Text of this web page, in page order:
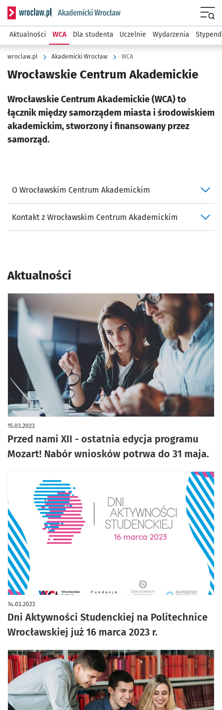
Serwis informacyjny wroclaw.pl podserwis: Akademicki
Aktualności WCA Dla studenta Uczelnie Wydarzenia
wroclaw.pl Akademicki Wrocław WCA
Wrocławskie Centrum Akademickie
Wrocławskie Centrum Akademickie (WCA) to
łącznik między samorządem miasta i środowiskiem
akademickim, stworzony i finansowany przez
samorząd.
O Wrocławskim Centrum Akademickim
Kontakt z Wrocławskim Centrum Akademickim
Aktualności
Przed nami XII - ostatnia edycja programu
Mozart! Nabór wniosków potrwa do 31 maja.
15.03.2023
Dni Aktywności Studenckiej na Politechnice
Wrocławskiej już 16 marca 2023 r.
14.03.2023